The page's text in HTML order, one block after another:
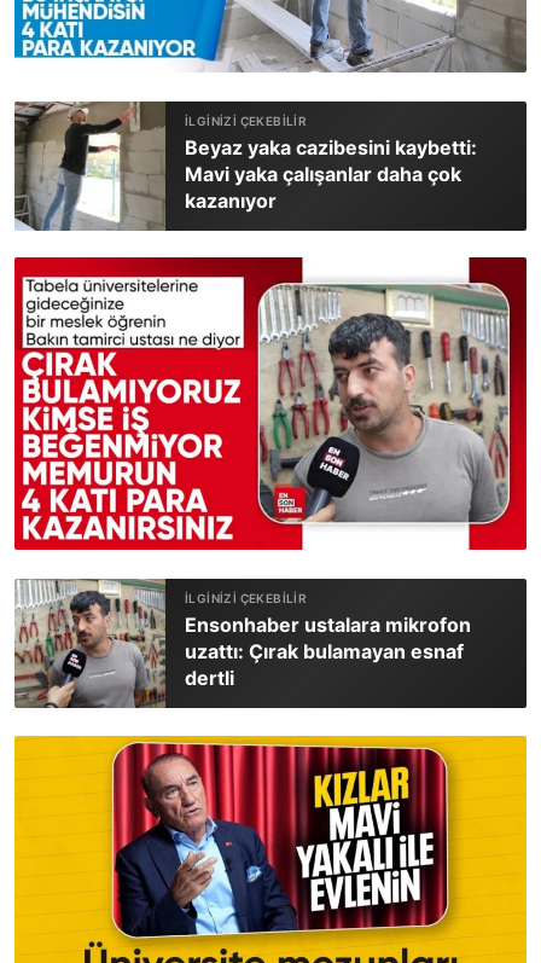
Beyaz yaka cazibesini kaybetti:
Mavi yaka çalışanlar daha çok
kazanıyor
Ensonhaber ustalara mikrofon
uzattı: Çırak bulamayan esnaf
dertli